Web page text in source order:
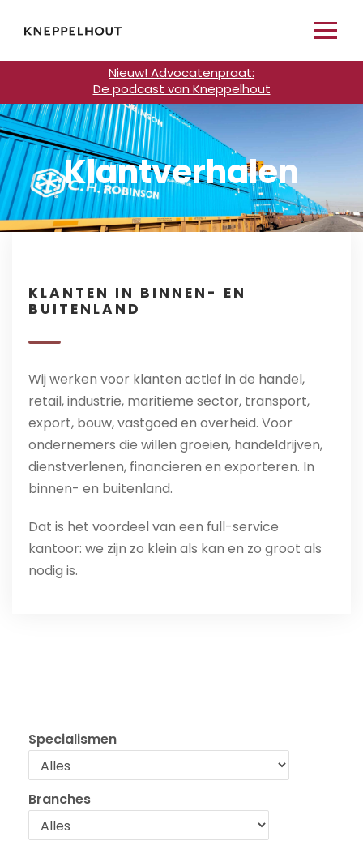
Nieuw! Advocatenpraat:
De podcast van Kneppelhout
Klantverhalen
KLANTEN IN BINNEN- EN
BUITENLAND
Wij werken voor klanten actief in de handel,
retail, industrie, maritieme sector, transport,
export, bouw, vastgoed en overheid. Voor
ondernemers die willen groeien, handeldrijven,
dienstverlenen, financieren en exporteren. In
binnen- en buitenland.
Dat is het voordeel van een full-service
kantoor: we zijn zo klein als kan en zo groot als
nodig is.
Specialismen
Branches